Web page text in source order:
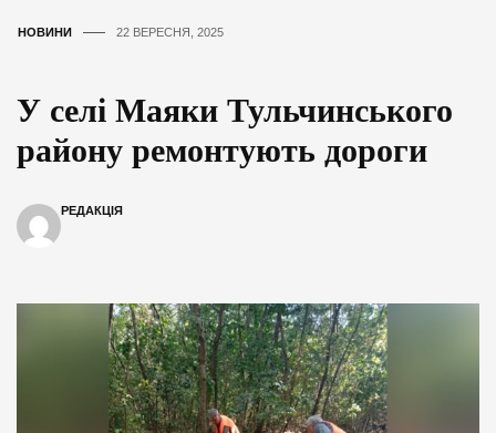
НОВИНИ 22 ВЕРЕСНЯ, 2025
У селі Маяки Тульчинського
району ремонтують дороги
РЕДАКЦІЯ